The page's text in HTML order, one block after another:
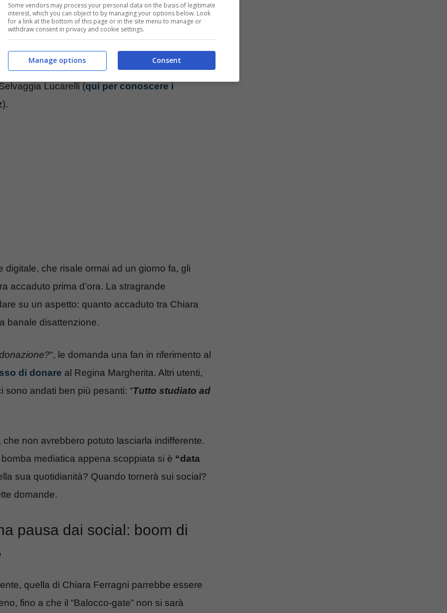
su Instagram, tramite un video in cui
accaduto colPandoro Baloccole ha
Oltre a quelle di una giornalista che da sempre
Lucarelli (qui per conoscere i
).
digitale, che risale ormai ad un giorno fa, gli
accaduto prima d’ora. La stragrande
su un aspetto: quanto accaduto tra Chiara
banale disattenzione.
“, le domanda una fan in riferimento al
di donare al Regina Margherita. Altri utenti,
andati ben più pesanti: “Tutto studiato ad
non avrebbero potuto lasciarla indifferente.
mediatica appena scoppiata si è “data
sua quotidianità? Quando tornerà sui social?
domande.
pausa dai social: boom di
quella di Chiara Ferragni parrebbe essere
fino a che il “Balocco-gate” non si sarà
Some vendors may process your personal data on the basis of legitimate
interest, which you can object to by managing your options below. Look
for a link at the bottom of this page or in the site menu to manage or
withdraw consent in privacy and cookie settings.
Consent
Manage options